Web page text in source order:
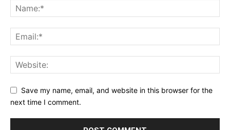
Save my name, email, and website in this browser for the
next time I comment.